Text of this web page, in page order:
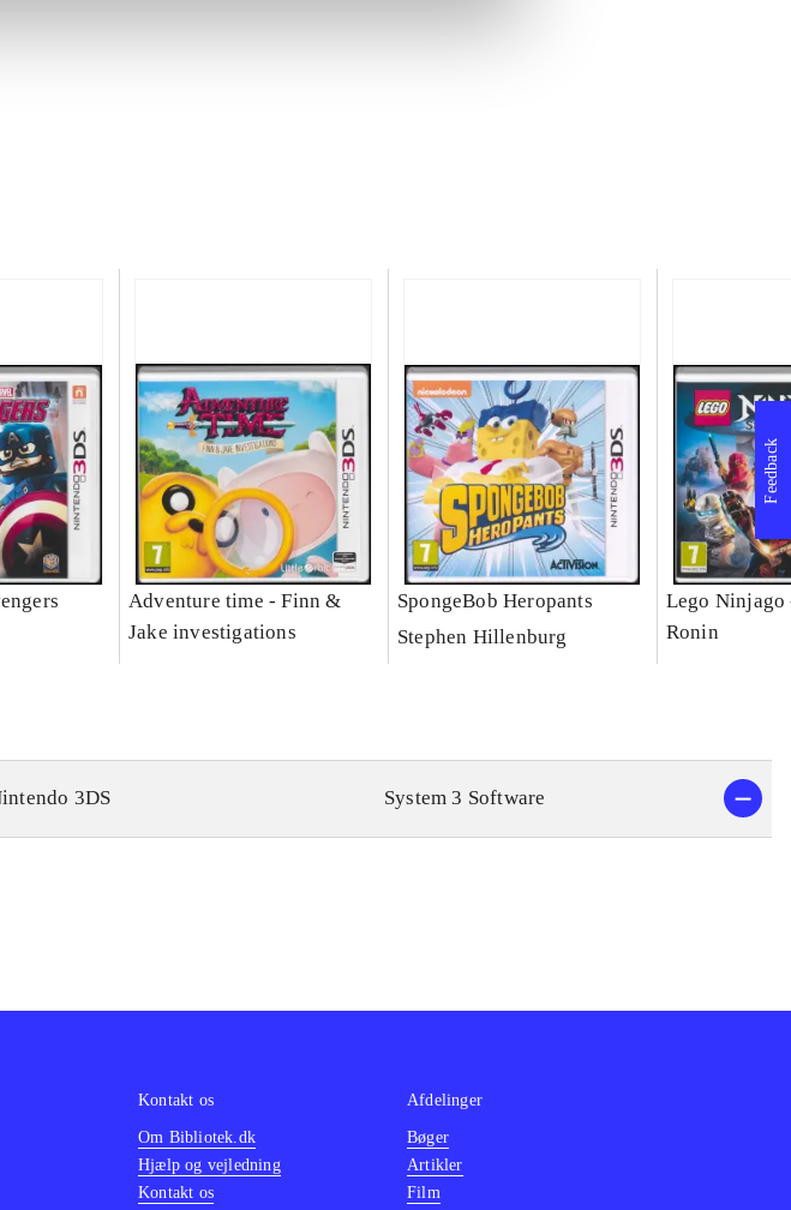
Adventure time - Finn &
Jake investigations
SpongeBob Heropants
Stephen Hillenburg
Lego Ninjago
Ronin
3DS System 3 Software
Feedback
Kontakt os
Om Bibliotek.dk
Hjælp og vejledning
Kontakt os
Afdelinger
Bøger
Artikler
Film